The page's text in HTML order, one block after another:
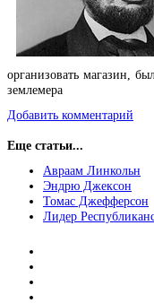
организовать магазин,
землемера
Добавить комментарий
Еще статьи...
Авраам Линкольн
Эндрю Джексон
Томас Джефферсон
Лидер